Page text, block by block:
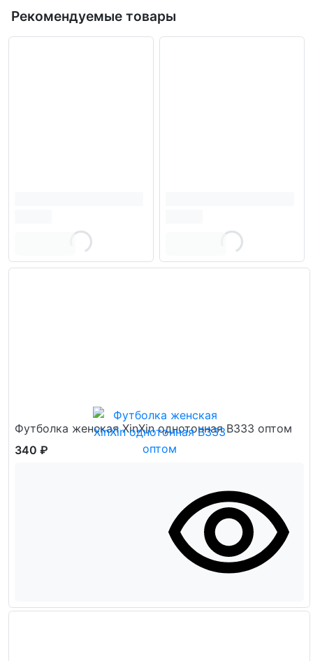
Рекомендуемые товары
Футболка женская XinXin однотонная В333 оптом
340 ₽